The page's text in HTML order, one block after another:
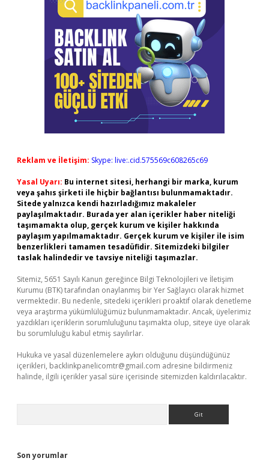
Reklam ve İletişim: Skype: live:.cid.575569c608265c69
Yasal Uyarı: Bu internet sitesi, herhangi bir marka, kurum
veya şahıs şirketi ile hiçbir bağlantısı bulunmamaktadır.
Sitede yalnızca kendi hazırladığımız makaleler
paylaşılmaktadır. Burada yer alan içerikler haber niteliği
taşımamakta olup, gerçek kurum ve kişiler hakkında
paylaşım yapılmamaktadır. Gerçek kurum ve kişiler ile isim
benzerlikleri tamamen tesadüfidir. Sitemizdeki bilgiler
taslak halindedir ve tavsiye niteliği taşımazlar.
Sitemiz, 5651 Sayılı Kanun gereğince Bilgi Teknolojileri ve İletişim
Kurumu (BTK) tarafından onaylanmış bir Yer Sağlayıcı olarak hizmet
vermektedir. Bu nedenle, sitedeki içerikleri proaktif olarak denetleme
veya araştırma yükümlülüğümüz bulunmamaktadır. Ancak, üyelerimiz
yazdıkları içeriklerin sorumluluğunu taşımakta olup, siteye üye olarak
bu sorumluluğu kabul etmiş sayılırlar.
Hukuka ve yasal düzenlemelere aykırı olduğunu düşündüğünüz
içerikleri, backlinkpanelicomtr@gmail.com adresine bildirmeniz
halinde, ilgili içerikler yasal süre içerisinde sitemizden kaldırılacaktır.
Son yorumlar